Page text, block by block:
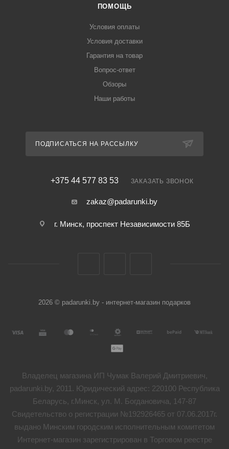
ПОМОЩЬ
Условия оплаты
Условия доставки
Гарантия на товар
Вопрос-ответ
Обзоры
Наши работы
ПОДПИСАТЬСЯ НА РАССЫЛКУ
+375 44 577 83 53 ЗАКАЗАТЬ ЗВОНОК
zakaz@padarunki.by
г. Минск, проспект Независимости 85Б
2026 © padarunki.by - интернет-магазин подарков
Владелец магазина ИП Чумак Валерий Дмитриевич,
padarunki.by, 2011. Юридический адрес: 220100 Республика
Беларусь, г.Минск, ул. М. Богдановича, 147-87
Свидетельство о регистрации №192926465 от 07.06.2017г.
выдано Минским городским исполнительным комитетом
Интернет-магазин зарегистрирован в Торговом реестре